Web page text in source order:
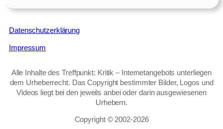
Datenschutzerklärung
Impressum
Alle Inhalte des Treffpunkt: Kritik – Internetangebots unterliegen
dem Urheberrecht. Das Copyright bestimmter Bilder, Logos und
Videos liegt bei den jeweils anbei oder darin ausgewiesenen
Urhebern.
Copyright © 2002‑2026